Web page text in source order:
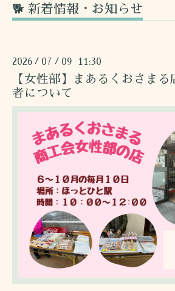
🐕 新着情報・お知らせ
2026 / 07 / 09 11:30
【女性部】まあるくおさま
者について